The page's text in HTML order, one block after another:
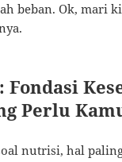
beban. Ok, mari
Perlu
nutrisi, hal